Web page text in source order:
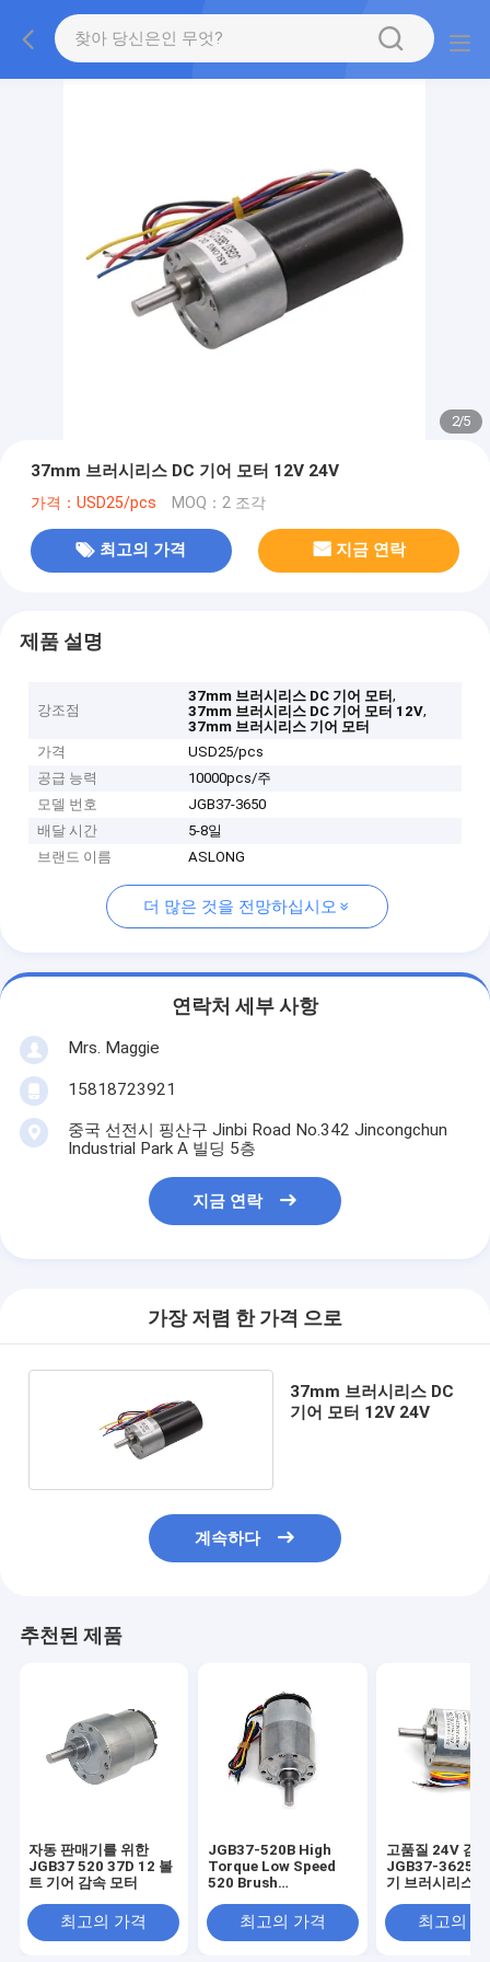
2/5
37mm 브러시리스 DC 기어 모터 12V 24V
가격：USD25/pcs MOQ：2 조각
최고의 가격 지금 연락
제품 설명
강조점
37mm 브러시리스 DC 기어 모터,
37mm 브러시리스 DC 기어 모터 12V,
37mm 브러시리스 기어 모터
가격
USD25/pcs
공급 능력
10000pcs/주
모델 번호
JGB37-3650
배달 시간
5-8일
브랜드 이름
ASLONG
더 많은 것을 전망하십시오
연락처 세부 사항
Mrs. Maggie
15818723921
중국 선전시 핑산구 Jinbi Road No.342 Jincongchun
Industrial Park A 빌딩 5층
지금 연락
가장 저렴 한 가격 으로
37mm 브러시리스 DC
기어 모터 12V 24V
계속하다
추천된 제품
자동 판매기를 위한
JGB37 520 37D 12 볼
트 기어 감속 모터
최고의 가격
JGB37-520B High
Torque Low Speed
520 Brush
Electric Motor DC
Brushed Gearbox
최고의 가격
고품질 24V 감
JGB37-3625
기 브러시리스
최고의